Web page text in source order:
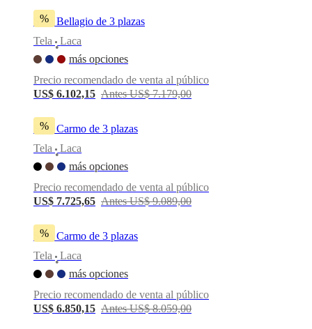
%
Sofá Bellagio de 3 plazas
Tela
•
Laca
más opciones
Precio recomendado de venta al público
US$ 6.102,15 Antes US$ 7.179,00
%
Sofá Carmo de 3 plazas
Tela
•
Laca
más opciones
Precio recomendado de venta al público
US$ 7.725,65 Antes US$ 9.089,00
%
Sofá Carmo de 3 plazas
Tela
•
Laca
más opciones
Precio recomendado de venta al público
US$ 6.850,15 Antes US$ 8.059,00